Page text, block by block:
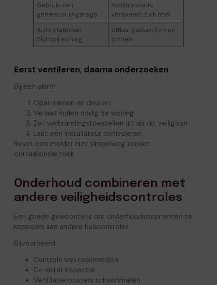
Gebruik van
generator in garage
Koolmonoxide
verspreidt zich snel
Auto stationair
dichtbij woning
Uitlaatgassen komen
binnen
Eerst ventileren, daarna onderzoeken
Bij een alarm:
Open ramen en deuren
Verlaat indien nodig de woning
Zet verbrandingstoestellen uit als dit veilig kan
Laat een installateur controleren
Reset een melder niet simpelweg zonder
oorzaakonderzoek.
Onderhoud combineren met
andere veiligheidscontroles
Een goede gewoonte is om onderhoudsmomenten te
koppelen aan andere huiscontroles.
Bijvoorbeeld:
Controle van rookmelders
Cv-ketel inspectie
Ventilatieroosters schoonmaken